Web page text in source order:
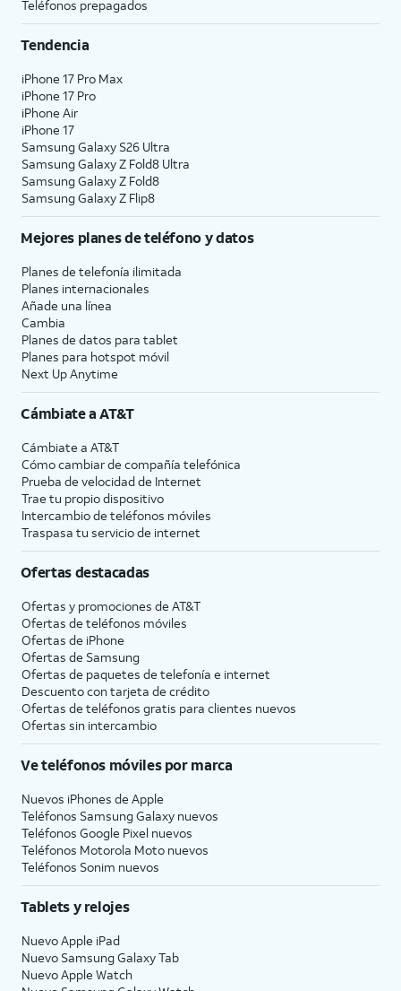
Teléfonos prepagados
Tendencia
iPhone 17 Pro Max
iPhone 17 Pro
iPhone Air
iPhone 17
Samsung Galaxy S26 Ultra
Samsung Galaxy Z Fold8 Ultra
Samsung Galaxy Z Fold8
Samsung Galaxy Z Flip8
Mejores planes de teléfono y datos
Planes de telefonía ilimitada
Planes internacionales
Añade una línea
Cambia
Planes de datos para tablet
Planes para hotspot móvil
Next Up Anytime
Cámbiate aAT&T
Cámbiate a AT&T
Cómo cambiar de compañía telefónica
Prueba de velocidad de Internet
Trae tu propio dispositivo
Intercambio de teléfonos móviles
Traspasa tu servicio de internet
Ofertas destacadas
Ofertas y promociones de AT&T
Ofertas de teléfonos móviles
Ofertas de iPhone
Ofertas de Samsung
Ofertas de paquetes de telefonía e internet
Descuento con tarjeta de crédito
Ofertas de teléfonos gratis para clientes nuevos
Ofertas sin intercambio
Ve teléfonos móviles por marca
Nuevos iPhones de Apple
Teléfonos Samsung Galaxy nuevos
Teléfonos Google Pixel nuevos
Teléfonos Motorola Moto nuevos
Teléfonos Sonim nuevos
Tablets y relojes
Nuevo Apple iPad
Nuevo Samsung Galaxy Tab
Nuevo Apple Watch